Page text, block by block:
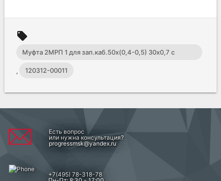
local_offer
Муфта 2МРП 1 для зап.каб.50х(0,4-0,5) 30х0,7 с
соединителями с ТУТ ССД
, 120312-00011
Есть вопрос
или нужна консультация?
progressmsk@yandex.ru
+7(495) 78-318-78